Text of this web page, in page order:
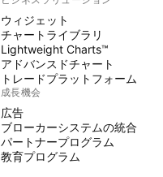
ウィジェット
チャートライブラリ
Lightweight Charts™
アドバンスドチャート
トレードプラットフォーム
成長機会
広告
ブローカーシステムの統合
パートナープログラム
教育プログラム